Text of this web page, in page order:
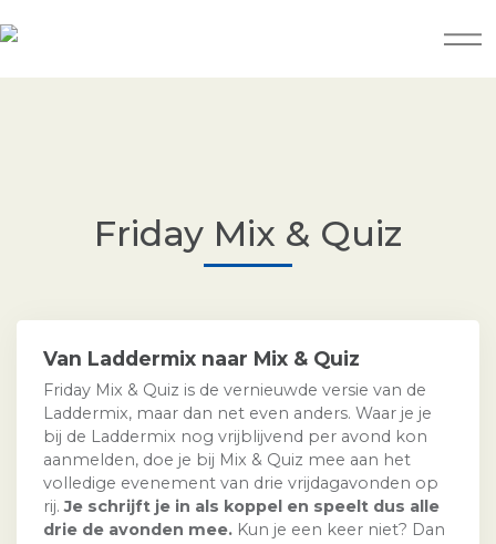
Friday Mix & Quiz
Van Laddermix naar Mix & Quiz
Friday Mix & Quiz is de vernieuwde versie van de
Laddermix, maar dan net even anders. Waar je je
bij de Laddermix nog vrijblijvend per avond kon
aanmelden, doe je bij Mix & Quiz mee aan het
volledige evenement van drie vrijdagavonden op
rij.Je schrijft je in als koppel en speelt dus alle
drie de avonden mee. Kun je een keer niet? Dan